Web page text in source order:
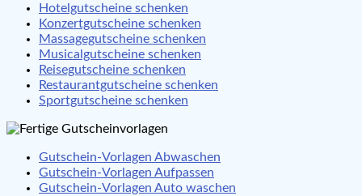
Hotelgutscheine schenken
Konzertgutscheine schenken
Massagegutscheine schenken
Musicalgutscheine schenken
Reisegutscheine schenken
Restaurantgutscheine schenken
Sportgutscheine schenken
Gutschein-Vorlagen Abwaschen
Gutschein-Vorlagen Aufpassen
Gutschein-Vorlagen Auto waschen